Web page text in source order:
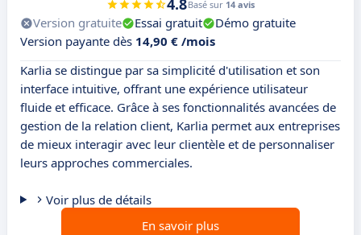
4.8Basé sur 14 avis
Version gratuite Essai gratuit
Démo gratuite
Version payante dès 14,90 € /mois
Karlia se distingue par sa simplicité d'utilisation et son
interface intuitive, offrant une expérience utilisateur
fluide et efficace. Grâce à ses fonctionnalités avancées de
gestion de la relation client, Karlia permet aux entreprises
de mieux interagir avec leur clientèle et de personnaliser
leurs approches commerciales.
Voir plus de détails
En savoir plus